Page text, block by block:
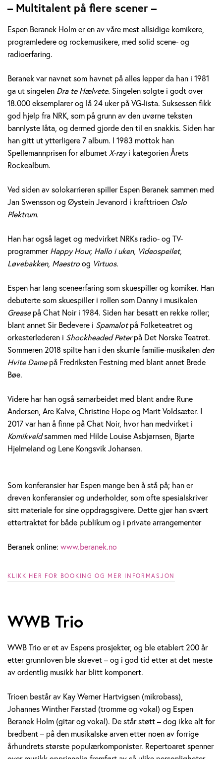
p
e
n
B
e
r
a
n
e
k
o
l
m
– Multitalent på flere scener –
Espen Beranek Holm er en av våre mest allsidige komikere,
programledere og rockemusikere, med solid scene- og
radioerfaring.
Beranek var navnet som havnet på alles lepper da han i 1981
ga ut singelen Dra te Hælvete. Singelen solgte i godt over
18.000 eksemplarer og lå 24 uker på VG-lista. Suksessen fikk
god hjelp fra NRK, som på grunn av den uvørne teksten
bannlyste låta, og dermed gjorde den til en snakkis. Siden har
han gitt ut ytterligere 7 album. I 1983 mottok han
Spellemannprisen for albumet X-rayi kategorien Årets
Rockealbum.
Ved siden av solokarrieren spiller Espen Beranek sammen med
Jan Swensson og Øystein Jevanord i krafttrioen Oslo
Plektrum.
Han har også laget og medvirket NRKs radio- og TV-
programmer Happy Hour, Hallo i uken, Videospeilet,
Løvebakken, Maestro og Virtuos.
Espen har lang sceneerfaring som skuespiller og komiker. Han
debuterte som skuespiller i rollen som Danny i musikalen
Grease på Chat Noir i 1984. Siden har besatt en rekke roller;
blant annet Sir Bedevere i Spamalotpå Folketeatret og
orkesterlederen i Shockheaded Peterpå Det Norske Teatret.
Sommeren 2018 spilte han i den skumle familie-musikalen den
Hvite Damepå Fredriksten Festning med blant annet Brede
Bøe.
Videre har han også samarbeidet med blant andre Rune
Andersen, Are Kalvø, Christine Hope og Marit Voldsæter. I
2017 var han å finne på Chat Noir, hvor han medvirket i
Komikveldsammen med Hilde Louise Asbjørnsen, Bjarte
Hjelmeland og Lene Kongsvik Johansen.
Som konferansier har Espen mange ben å stå på; han er
dreven konferansier og underholder, som ofte spesialskriver
sitt materiale for sine oppdragsgivere. Dette gjør han svært
ettertraktet for både publikum og i private arrangementer
Beranek online: www.beranek.no
KLIKK HER FOR BOOKING OG MER INFORMASJON
WWB Trio
WWB Trio er et av Espens prosjekter, og ble etablert 200 år
etter grunnloven ble skrevet – og i god tid etter at det meste
av ordentlig musikk har blitt komponert.
Trioen består av Kay Werner Hartvigsen (mikrobass),
Johannes Winther Farstad (tromme og vokal) og Espen
Beranek Holm (gitar og vokal). De står støtt – dog ikke alt for
bredbent – på den musikalske arven etter noen av forrige
århundrets største populærkomponister. Repertoaret spenner